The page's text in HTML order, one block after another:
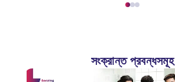
সংক্রান্ত প্রবন্ধসমূহ